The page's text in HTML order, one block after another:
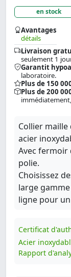
en stock
Avantages
détails
Livraison
seulement 1
Garantit
laboratoire.
Plus de 150
Plus de 200
Collier maille
acier
Avec fermoir
polie.
Choisissez
large
ligne pour
Certificat
Acier
Rapport